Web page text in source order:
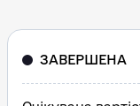
ЗАВЕРШЕНА